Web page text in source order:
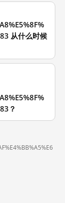
从什么时候
？